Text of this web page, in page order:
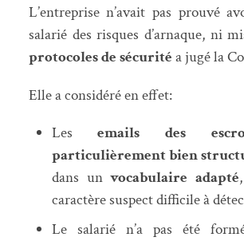
L’entreprise n’avait pas prouvé
salarié des risques d’arnaque, ni
protocoles de sécurité a jugé la
Elle a considéré en effet:
Lesemails des
particulièrement bien
dans unvocabulaire adapté
caractère suspect difficile à
Le salarié n’a pas été